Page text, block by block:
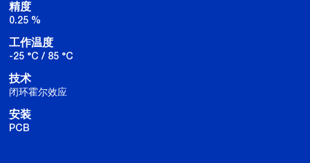
精度
0.25 %
工作温度
-25 °C / 85 °C
技术
闭环霍尔效应
安装
PCB